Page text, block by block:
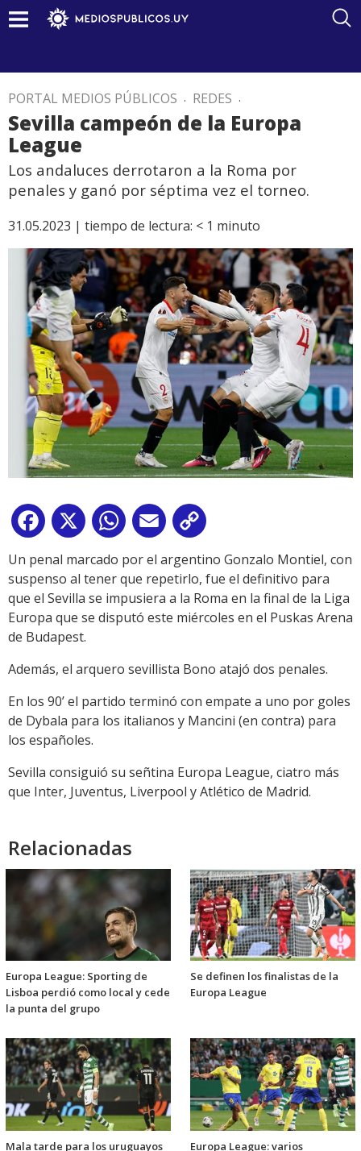
PORTAL MEDIOS PÚBLICOS . REDES .
Sevilla campeón de la Europa
League
Los andaluces derrotaron a la Roma por
penales y ganó por séptima vez el torneo.
31.05.2023 | tiempo de lectura: < 1 minuto
Facebook
X WhatsApp
Email
Link
Un penal marcado por el argentino Gonzalo Montiel, con
suspenso al tener que repetirlo, fue el definitivo para
que el Sevilla se impusiera a la Roma en la final de la Liga
Europa que se disputó este miércoles en el Puskas Arena
de Budapest.
Además, el arquero sevillista Bono atajó dos penales.
En los 90’ el partido terminó con empate a uno por goles
de Dybala para los italianos y Mancini (en contra) para
los españoles.
Sevilla consiguió su señtina Europa League, ciatro más
que Inter, Juventus, Liverpool y Atlético de Madrid.
Relacionadas
Europa League: Sporting de
Lisboa perdió como local y cede
la punta del grupo
Se definen los finalistas de la
Europa League
Mala tarde para los uruguayos
Europa League: varios